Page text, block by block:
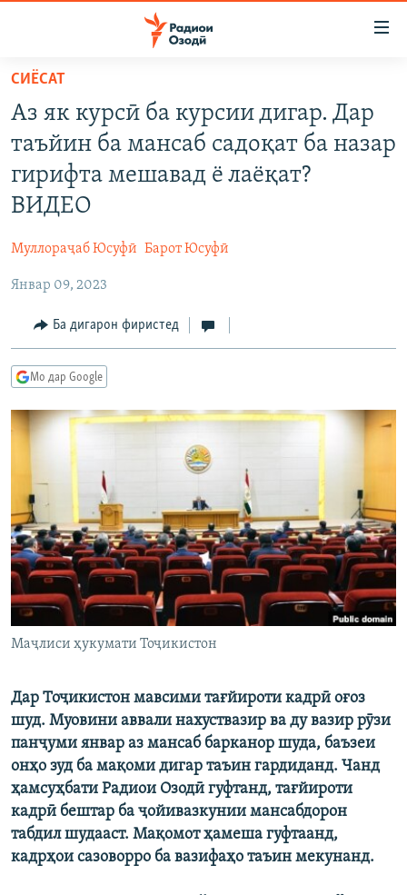
Ҷаҳиш
мояи
аслӣ
ба
феҳристи
Ҷаҳиш
ба
ИҚТИСОД
ҶОМЕА
ОСИЁИ МАРКАЗӢ
ФАРҲАНГ
МЕҲМОНИ ОЗОДӢ
ГАПИ ОЗОД
РӮЗГОРИ МУҲОҶИР
САЛОМ, ХОҲАР
ҶАНГ ДАР УКРАИНА
НАЗАРИ МАРДУМ
БЛОГИСТОН
ЧАНДРАСОНАӢ
НИГОРИСТОН
ГУЗОРИШҲОИ РАДИОӢ
КИТОБҲОИ ОЗОДӢ
Русский
ПАЙГИРӢ КУНЕД
Ҳамаи сомонаҳои RFE/RL
СИЁСАТ
Аз як курсӣ ба курсии дигар. Дар
таъйин ба мансаб садоқат ба назар
гирифта мешавад ё лаёқат?
ВИДЕО
Муллораҷаб Юсуфӣ Барот Юсуфӣ
Январ 09, 2023
Ба дигарон фиристед
Мо дар Google
Маҷлиси ҳукумати Тоҷикистон
Дар Тоҷикистон мавсими тағйироти кадрӣ оғоз
шуд. Муовини аввали нахуствазир ва ду вазир рӯзи
панҷуми январ аз мансаб барканор шуда, баъзеи
онҳо зуд ба мақоми дигар таъин гардиданд. Чанд
ҳамсуҳбати Радиои Озодӣ гуфтанд, тағйироти
кадрӣ бештар ба ҷойивазкунии мансабдорон
табдил шудааст. Мақомот ҳамеша гуфтаанд,
кадрҳои сазоворро ба вазифаҳо таъин мекунанд.